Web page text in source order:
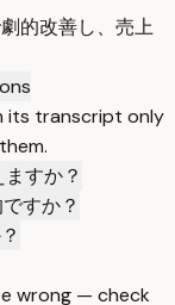
的改善し、売上
its transcript only
すか？
すか？
wrong — check